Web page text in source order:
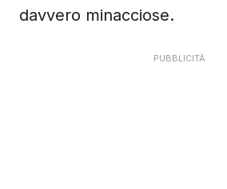
davvero minacciose.